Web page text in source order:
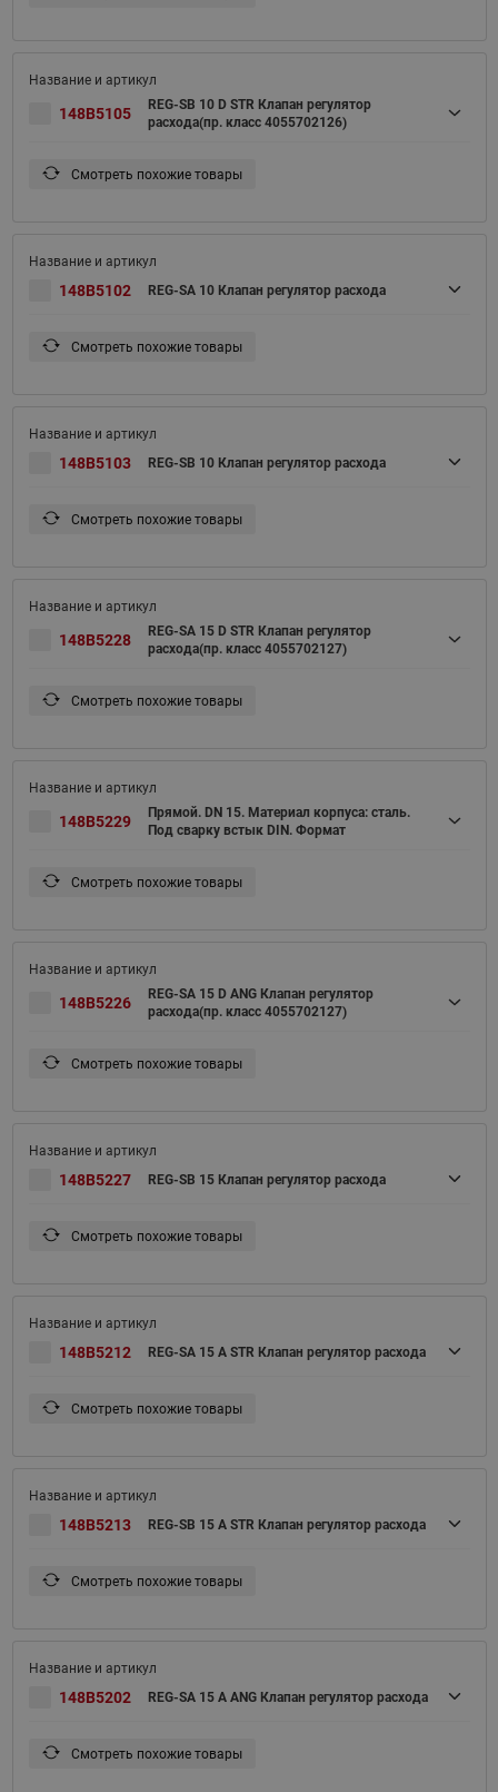
148B5105
REG-SB 10 D STR Клапан регулятор
расхода(пр. класс 4055702126)
Смотреть похожие товары
148B5102 REG-SA 10 Клапан регулятор расхода
Смотреть похожие товары
148B5103 REG-SB 10 Клапан регулятор расхода
Смотреть похожие товары
148B5228
REG-SA 15 D STR Клапан регулятор
расхода(пр. класс 4055702127)
Смотреть похожие товары
148B5229
Прямой. DN 15. Материал корпуса: сталь.
Под сварку встык DIN. Формат
Смотреть похожие товары
148B5226
REG-SA 15 D ANG Клапан регулятор
расхода(пр. класс 4055702127)
Смотреть похожие товары
148B5227 REG-SB 15 Клапан регулятор расхода
Смотреть похожие товары
148B5212 REG-SA 15 A STR Клапан регулятор расхода
Смотреть похожие товары
148B5213 REG-SB 15 A STR Клапан регулятор расхода
Смотреть похожие товары
148B5202 REG-SA 15 A ANG Клапан регулятор расхода
Смотреть похожие товары